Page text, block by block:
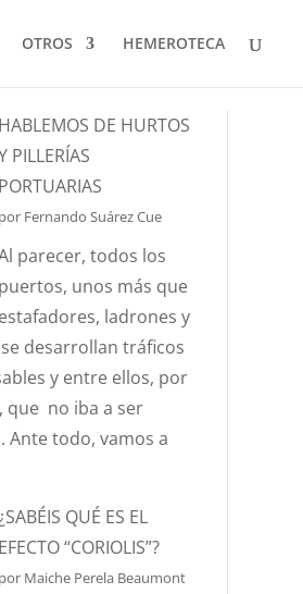
OTROS HEMEROTECA
HABLEMOS DE HURTOS
PILLERÍAS
PORTUARIAS
por Fernando Suárez Cue
parecer, todos los
puertos, unos más que
ladrones y
desarrollan tráficos
y entre ellos, por
que no iba a ser
Ante todo, vamos a
HURTOS
QUÉ ES EL
EFECTO “CORIOLIS”?
por Maiche Perela Beaumont